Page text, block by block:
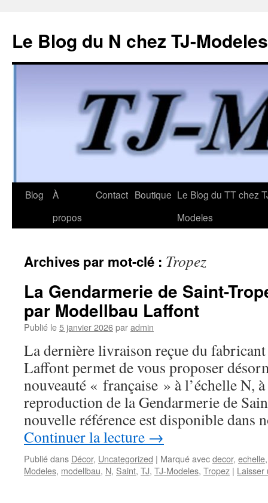
Le Blog du N chez TJ-Modeles
Aller
Blog
À
propos
Contact Boutique Le Blog du TT chez
Modeles
Archives par mot-clé : Tropez
La Gendarmerie de Saint-
par Modellbau Laffont
Publié le5 janvier 2026paradmin
La dernière livraison reçue du
Laffont permet de vous proposer
nouveauté « française » à l’échelle N,
reproduction de la Gendarmerie de
nouvelle référence est disponible
Continuer la lecture →
Publié dans Décor, Uncategorized | Marqué avecdecor, echelle
Modeles, modellbau, N, Saint, TJ, TJ-Modeles, Tropez | Laisser